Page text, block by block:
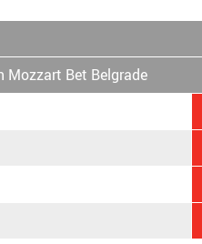
Mozzart Bet Belgrade